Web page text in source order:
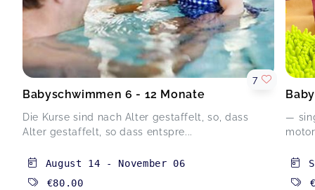
Babyschwimmen 6 - 12 Monate
Die Kurse sind nach Alter gestaffelt, so, dass
Alter gestaffelt, so dass entspre...
7
August 14 - November 06
€80.00
—